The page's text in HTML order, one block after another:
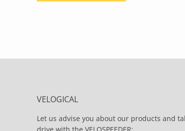
VELOGICAL
Let us advise you about our products and